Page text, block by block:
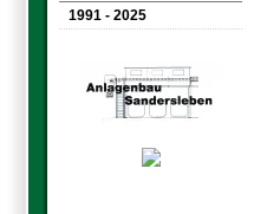
1991 - 2025